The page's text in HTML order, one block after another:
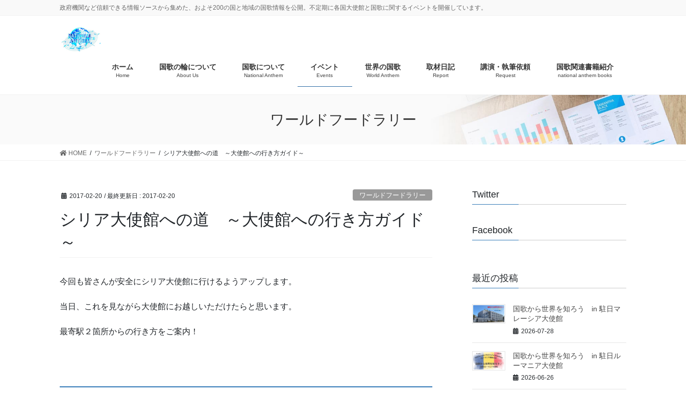
政府機関など信頼できる情報ソースから集めた、およそ200の国と地域の国歌情報を公開。不定期に各国大使館と国歌に関するイベントを開催しています。
ホーム
Home
国歌の輪について
About Us
国歌について
National Anthem
イベント
Events
世界の国歌
World Anthem
取材日記
Report
講演・執筆依頼
Request
国歌関連書籍紹介
national anthem books
ワールドフードラリー
HOME ワールドフードラリー シリア大使館への道 ～大使館への行き方ガイド～
2017-02-20 / 最終更新日 : 2017-02-20 ワールドフードラリー
シリア大使館への道 ～大使館への行き方ガイド
～
今回も皆さんが安全にシリア大使館に行けるようアップします。
当日、これを見ながら大使館にお越しいただけたらと思います。
最寄駅２箇所からの行き方をご案内！
Twitter
Facebook
最近の投稿
国歌から世界を知ろう in 駐日マ
レーシア大使館
2026-07-28
国歌から世界を知ろう in 駐日ル
ーマニア大使館
2026-06-26